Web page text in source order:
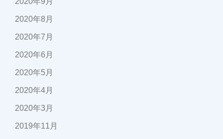
2020年8月
2020年7月
2020年6月
2020年5月
2020年4月
2020年3月
2019年11月